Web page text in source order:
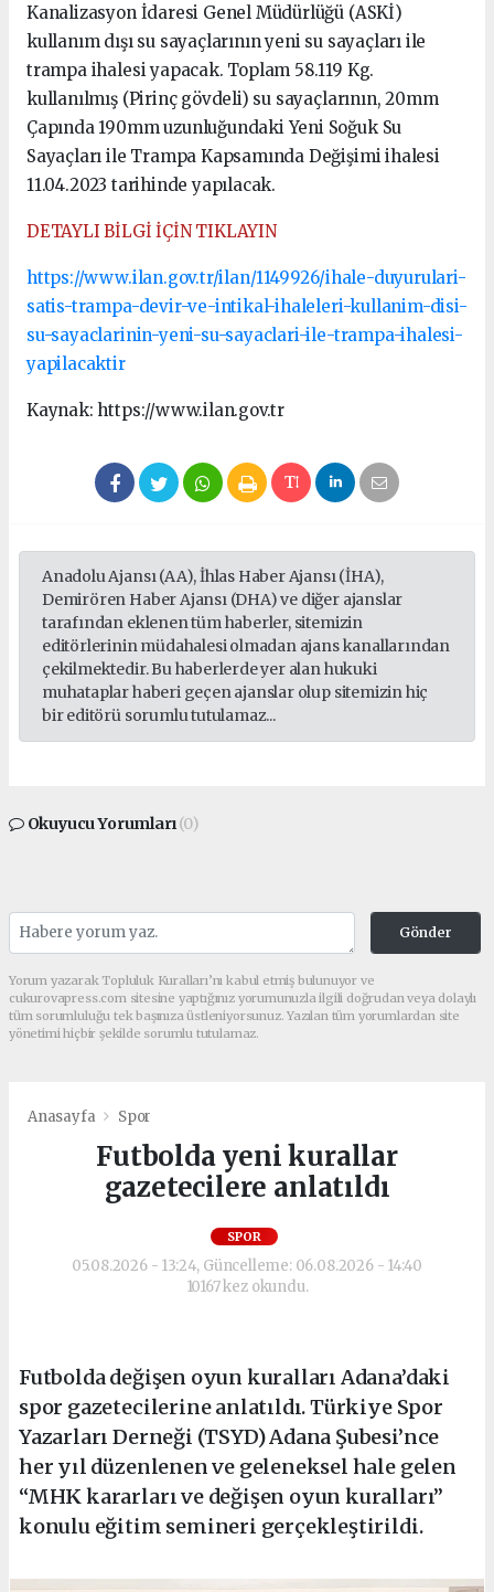
Kanalizasyon İdaresi Genel Müdürlüğü (ASKİ)
kullanım dışı su sayaçlarının yeni su sayaçları ile
trampa ihalesi yapacak. Toplam 58.119 Kg.
kullanılmış (Pirinç gövdeli) su sayaçlarının, 20mm
Çapında 190mm uzunluğundaki Yeni Soğuk Su
Sayaçları ile Trampa Kapsamında Değişimi ihalesi
11.04.2023 tarihinde yapılacak.
DETAYLI BİLGİ İÇİN TIKLAYIN
https://www.ilan.gov.tr/ilan/1149926/ihale-duyurulari-
satis-trampa-devir-ve-intikal-ihaleleri-kullanim-disi-
su-sayaclarinin-yeni-su-sayaclari-ile-trampa-ihalesi-
yapilacaktir
Kaynak: https://www.ilan.gov.tr
Anadolu Ajansı (AA), İhlas Haber Ajansı (İHA),
Demirören Haber Ajansı (DHA) ve diğer ajanslar
tarafından eklenen tüm haberler, sitemizin
editörlerinin müdahalesi olmadan ajans kanallarından
çekilmektedir. Bu haberlerde yer alan hukuki
muhataplar haberi geçen ajanslar olup sitemizin hiç
bir editörü sorumlu tutulamaz...
Okuyucu Yorumları(0)
Gönder
Yorum yazarak Topluluk Kuralları’nı kabul etmiş bulunuyor ve
cukurovapress.com sitesine yaptığınız yorumunuzla ilgili doğrudan veya dolaylı
tüm sorumluluğu tek başınıza üstleniyorsunuz. Yazılan tüm yorumlardan site
yönetimi hiçbir şekilde sorumlu tutulamaz.
Anasayfa Spor
Futbolda yeni kurallar
gazetecilere anlatıldı
SPOR
05.08.2026 - 13:24, Güncelleme: 06.08.2026 - 14:40
10167 kez okundu.
Futbolda değişen oyun kuralları Adana’daki
spor gazetecilerine anlatıldı. Türkiye Spor
Yazarları Derneği (TSYD) Adana Şubesi’nce
her yıl düzenlenen ve geleneksel hale gelen
“MHK kararları ve değişen oyun kuralları”
konulu eğitim semineri gerçekleştirildi.